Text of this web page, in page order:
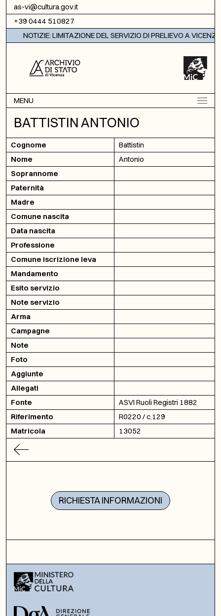
Vai al contenuto
as-vi@cultura.gov.it
+39 0444 510827
NOTIZIE: LIMITAZIONE DEL SERVIZIO DI PRELIEVO A VICENZA
MENU
BATTISTIN ANTONIO
Cognome
Battistin
Nome
Antonio
Soprannome
Paternità
Madre
Comune nascita
Data nascita
Professione
Comune iscrizione leva
Mandamento
Esito servizio
Note servizio
Arma
Campagne
Note
Foto
Aggiunte
Allegati
Fonte
ASVI Ruoli Registri 1882
Riferimento
R0220 / c.129
Matricola
13052
RICHIESTA INFORMAZIONI